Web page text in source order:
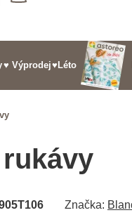
♥ Výprodej♥Léto
Značka: